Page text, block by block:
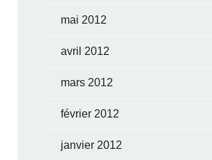
mai 2012
avril 2012
mars 2012
février 2012
janvier 2012